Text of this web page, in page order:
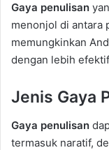
Gaya penulisan
menonjol di antara
memungkinkan
dengan lebih
Jenis Gaya
Gaya penulisan
termasuk naratif,